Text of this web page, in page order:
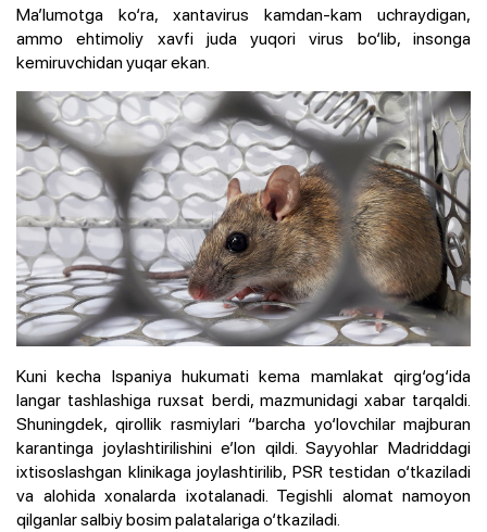
Ma’lumotga ko‘ra, xantavirus kamdan-kam uchraydigan,
ammo ehtimoliy xavfi juda yuqori virus bo‘lib, insonga
kemiruvchidan yuqar ekan.
Kuni kecha Ispaniya hukumati kema mamlakat qirg‘og‘ida
langar tashlashiga ruxsat berdi, mazmunidagi xabar tarqaldi.
Shuningdek, qirollik rasmiylari “barcha yo‘lovchilar majburan
karantinga joylashtirilishini e’lon qildi. Sayyohlar Madriddagi
ixtisoslashgan klinikaga joylashtirilib, PSR testidan o‘tkaziladi
va alohida xonalarda ixotalanadi. Tegishli alomat namoyon
qilganlar salbiy bosim palatalariga o‘tkaziladi.